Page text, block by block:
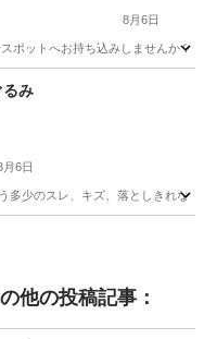
8月6日
トへお持ち込みしませんか？
み
月6日
多少のスレ、キズ、落としきれ
他の投稿記事：